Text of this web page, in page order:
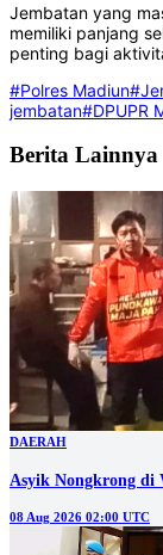
Jembatan yang
memiliki panjang
penting bagi
#Polres Madiun
jembatan#DPUPR
Berita Lainnya
DAERAH
Asyik Nongkrong di
08 Aug 2026 02:00 UTC